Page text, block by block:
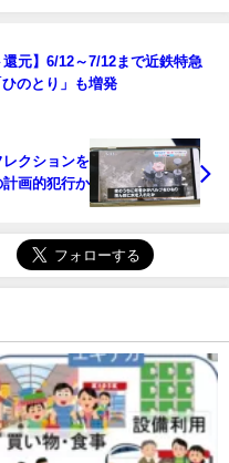
還元】6/12～7/12まで近鉄特急
のとり」も増発
クションを
画的犯行か